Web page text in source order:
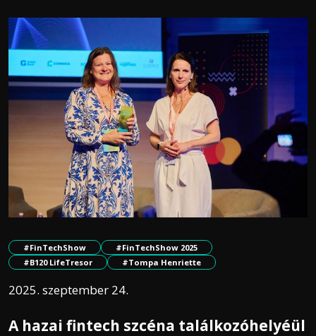
#FinTechShow
#FinTechShow 2025
#B120 LifeTresor
#Tompa Henriette
2025. szeptember 24.
A hazai fintech szcéna találkozóhelyéül